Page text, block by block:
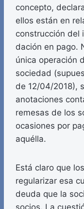
concepto,
ellos están en
construcción del
dación en pago.
única operación
sociedad
de 12/04/2018),
anotaciones
remesas de los
ocasiones por
aquélla.
Está claro que
regularizar esa
deuda que la